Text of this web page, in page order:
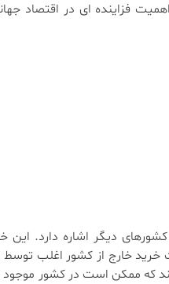
فزاینده ای در اقتصاد
دیگر اشاره دارد.
خرید خارج از کشور اغلب
که ممکن است در کشور